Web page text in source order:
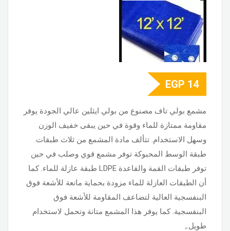
EGP 14
مشمع بولي تاف مصنوع من بولي ايثلين عالي الجودة يوفر
مقاومة ممتازة للماء وقوة في حين يبقى خفيف الوزن
وسهل الاستخدام. تتألف مادة المشمع من ثلاث طبقات.
طبقة الوسط المحبوكة توفر مشمع قوي وصلب في حين
توفر طبقات القمة والقاعدة LDPE طبقة عازلة للماء. كما
أن الطبقات العازلة للماء مزودة بحماية مانعة للأشعة فوق
البنفسجية العالية لتضاعف المقاومة للأشعة فوق
البنفسجية. كما يوفر هذا المشمع متانة وتحمل لاستخدام
طويل.,